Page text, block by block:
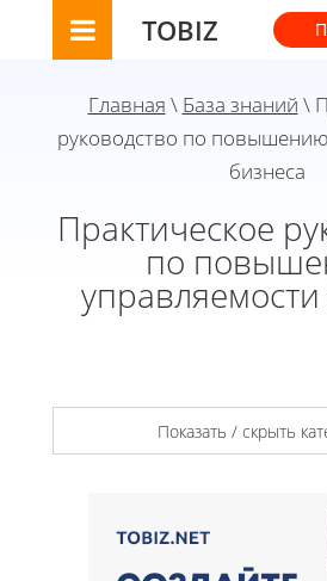
TOBIZ
Главная \ База знаний \
руководство по
бизнеса
Практическое
по
Показать / скрыть